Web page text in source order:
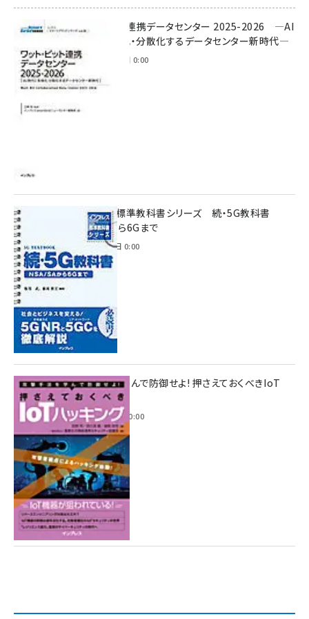
ワット・ビット連携データセンター 2025-2026 ―AI
時代に多様化・分散化するデータセンター新時代―
2025年11月28日 0:00
インプレス標準教科書シリーズ 続・5G教科書
NSA/SAから6Gまで
2023年4月3日 0:00
攻撃手法を学んで防御せよ! 押さえておくべきIoT
ハッキング
2022年6月14日 0:00